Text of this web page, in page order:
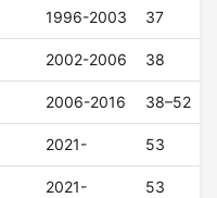
1996-2003 37
2002-2006 38
2006-2016 38–52
2021- 53
2021- 53